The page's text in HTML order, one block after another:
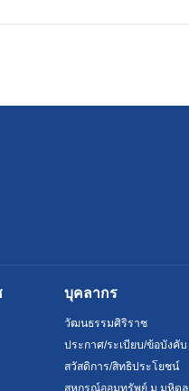
บุคลากร
วัฒนธรรมศิริราช
ประกาศ/ระเบียบ/ข้อบังคับ
สวัสดิการ/สิทธิประโยชน์